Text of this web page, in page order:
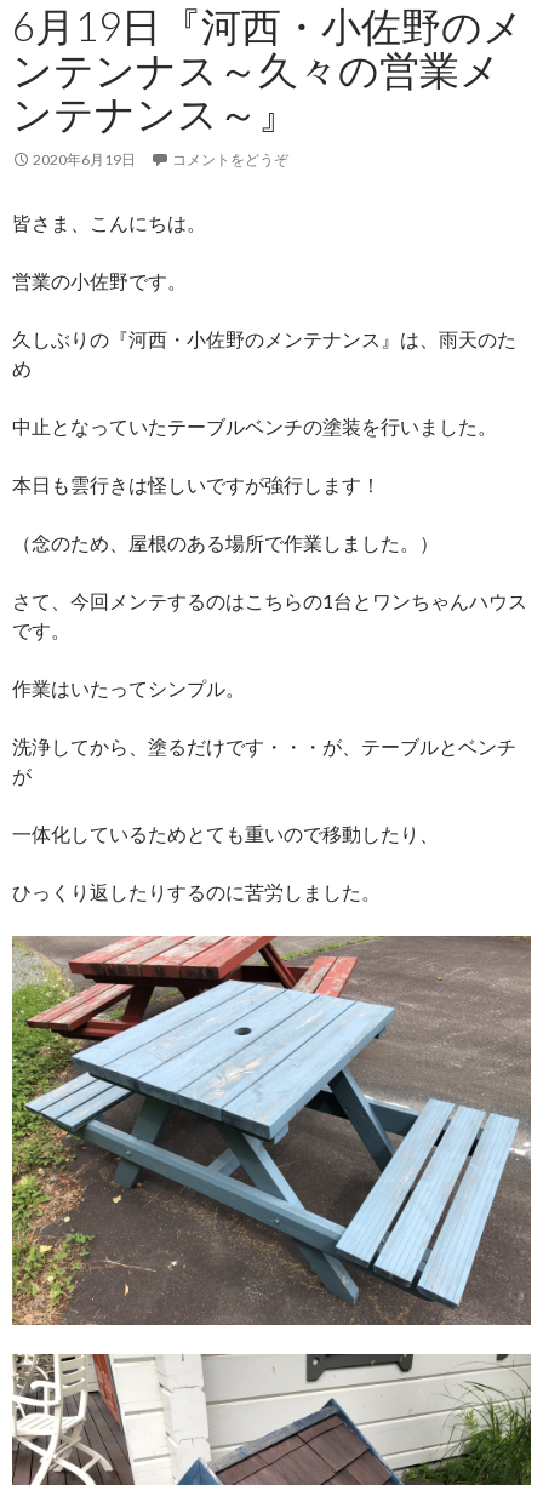
6月19日『河西・小佐野のメ
ンテンナス～久々の営業メ
ンテナンス～』
2020年6月19日 コメントをどうぞ
皆さま、こんにちは。
営業の小佐野です。
久しぶりの『河西・小佐野のメンテナンス』は、雨天のた
め
中止となっていたテーブルベンチの塗装を行いました。
本日も雲行きは怪しいですが強行します！
（念のため、屋根のある場所で作業しました。）
さて、今回メンテするのはこちらの1台とワンちゃんハウス
です。
作業はいたってシンプル。
洗浄してから、塗るだけです・・・が、テーブルとベンチ
が
一体化しているためとても重いので移動したり、
ひっくり返したりするのに苦労しました。